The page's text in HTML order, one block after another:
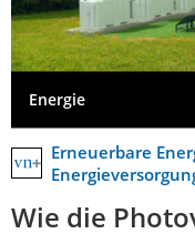
Energie
Erneuerbare
Wie die